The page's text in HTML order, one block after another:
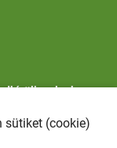
melegben
sütiket (cookie)